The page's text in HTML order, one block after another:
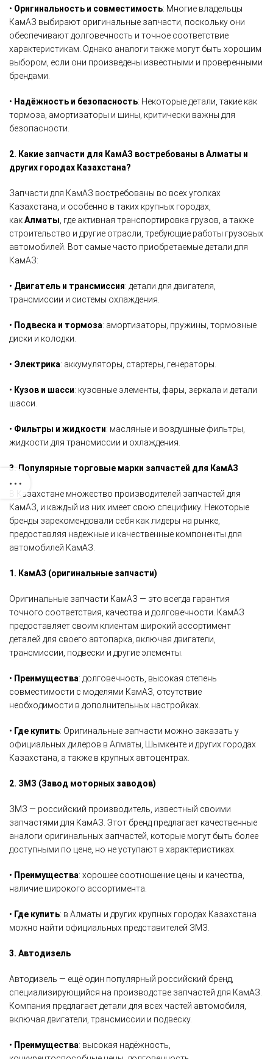
• Оригинальность и совместимость: Многие владельцы
КамАЗ выбирают оригинальные запчасти, поскольку они
обеспечивают долговечность и точное соответствие
характеристикам. Однако аналоги также могут быть хорошим
выбором, если они произведены известными и проверенными
брендами.
• Надёжность и безопасность: Некоторые детали, такие как
тормоза, амортизаторы и шины, критически важны для
безопасности.
2. Какие запчасти для КамАЗ востребованы в Алматы и
других городах Казахстана?
Запчасти для КамАЗ востребованы во всех уголках
Казахстана, и особенно в таких крупных городах,
какАлматы , где активная транспортировка грузов, а также
строительство и другие отрасли, требующие работы грузовых
автомобилей. Вот самые часто приобретаемые детали для
КамАЗ:
• Двигатель и трансмиссия: детали для двигателя,
трансмиссии и системы охлаждения.
• Подвеска и тормоза: амортизаторы, пружины, тормозные
диски и колодки.
• Электрика: аккумуляторы, стартеры, генераторы.
• Кузов и шасси: кузовные элементы, фары, зеркала и детали
шасси.
• Фильтры и жидкости: масляные и воздушные фильтры,
жидкости для трансмиссии и охлаждения.
3. Популярные торговые марки запчастей для КамАЗ
В Казахстане множество производителей запчастей для
КамАЗ, и каждый из них имеет свою специфику. Некоторые
бренды зарекомендовали себя как лидеры на рынке,
предоставляя надежные и качественные компоненты для
автомобилей КамАЗ.
1. КамАЗ (оригинальные запчасти)
Оригинальные запчасти КамАЗ — это всегда гарантия
точного соответствия, качества и долговечности. КамАЗ
предоставляет своим клиентам широкий ассортимент
деталей для своего автопарка, включая двигатели,
трансмиссии, подвески и другие элементы.
• Преимущества: долговечность, высокая степень
совместимости с моделями КамАЗ, отсутствие
необходимости в дополнительных настройках.
• Где купить: Оригинальные запчасти можно заказать у
официальных дилеров в Алматы, Шымкенте и других городах
Казахстана, а также в крупных автоцентрах.
2. ЗМЗ (Завод моторных заводов)
ЗМЗ — российский производитель, известный своими
запчастями для КамАЗ. Этот бренд предлагает качественные
аналоги оригинальных запчастей, которые могут быть более
доступными по цене, но не уступают в характеристиках.
• Преимущества: хорошее соотношение цены и качества,
наличие широкого ассортимента.
• Где купить: в Алматы и других крупных городах Казахстана
можно найти официальных представителей ЗМЗ.
3. Автодизель
Автодизель — ещё один популярный российский бренд,
специализирующийся на производстве запчастей для КамАЗ.
Компания предлагает детали для всех частей автомобиля,
включая двигатели, трансмиссии и подвеску.
• Преимущества: высокая надёжность,